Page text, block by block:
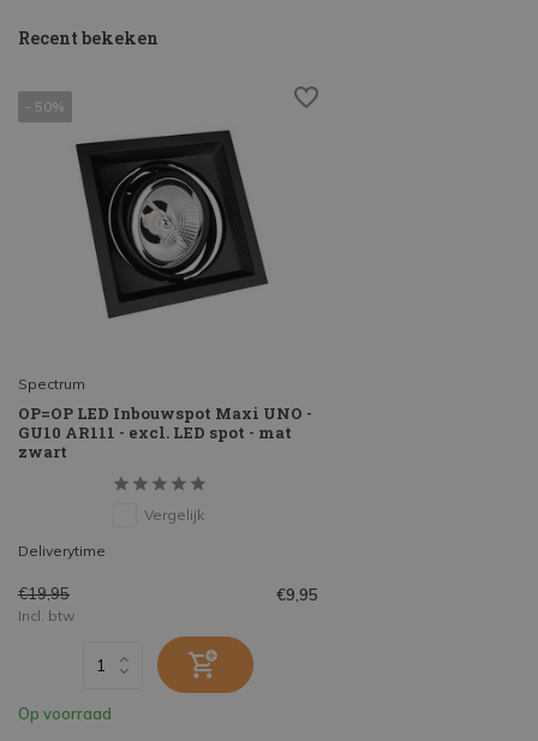
Recent bekeken
- 50%
Spectrum
OP=OP LED Inbouwspot Maxi UNO -
GU10 AR111 - excl. LED spot - mat
zwart
Vergelijk
Deliverytime
€19,95 €9,95
Incl. btw
Op voorraad